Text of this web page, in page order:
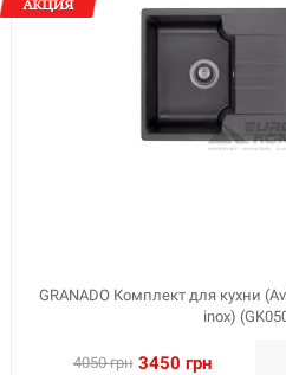
GRANADO Комплект для кухни
inox)
4050 грн 3450 грн